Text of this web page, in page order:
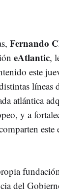
Fernando
eAtlantic,
este
líneas
atlántica
y a
este
del